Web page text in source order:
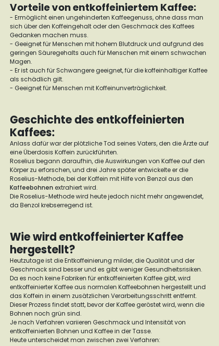
Vorteile von entkoffeiniertem Kaffee:
- Ermöglicht einen ungehinderten Kaffeegenuss, ohne dass man
sich über den Koffeingehalt oder den Geschmack des Kaffees
Gedanken machen muss.
- Geeignet für Menschen mit hohem Blutdruck und aufgrund des
geringen Säuregehalts auch für Menschen mit einem schwachen
Magen.
- Er ist auch für Schwangere geeignet, für die koffeinhaltiger Kaffee
als schädlich gilt.
- Geeignet für Menschen mit Koffeinunverträglichkeit.
Geschichte des entkoffeinierten
Kaffees:
Anlass dafür war der plötzliche Tod seines Vaters, den die Ärzte auf
eine Überdosis Koffein zurückführten.
Roselius begann daraufhin, die Auswirkungen von Kaffee auf den
Körper zu erforschen, und drei Jahre später entwickelte er die
Roselius-Methode, bei der Koffein mit Hilfe von Benzol aus den
Kaffeebohnen extrahiert wird.
Die Roselius-Methode wird heute jedoch nicht mehr angewendet,
da Benzol krebserregend ist.
Wie wird entkoffeinierter Kaffee
hergestellt?
Heutzutage ist die Entkoffeinierung milder, die Qualität und der
Geschmack sind besser und es gibt weniger Gesundheitsrisiken.
Da es noch keine Fabriken für entkoffeinierten Kaffee gibt, wird
entkoffeinierter Kaffee aus normalen Kaffeebohnen hergestellt und
das Koffein in einem zusätzlichen Verarbeitungsschritt entfernt.
Dieser Prozess findet statt, bevor der Kaffee geröstet wird, wenn die
Bohnen noch grün sind.
Je nach Verfahren variieren Geschmack und Intensität von
entkoffeinierten Bohnen und Kaffee in der Tasse.
Heute unterscheidet man zwischen zwei Verfahren: